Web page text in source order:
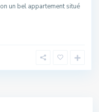
un bel appartement situé